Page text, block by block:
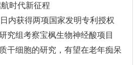
时代新征程
内获得两项国家发明专利授权
究组考察宝枫生物神经酸项目
干细胞的研究，有望在老年痴呆